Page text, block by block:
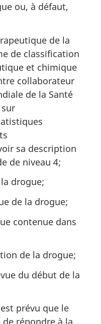
ou, à défaut,
de la
de classification
et chimique
collaborateur
de la Santé
sa description
de niveau 4;
drogue;
de la drogue;
contenue dans
de la drogue;
du début de la
prévu que le